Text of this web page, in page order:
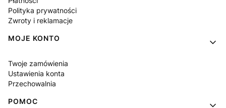
Polityka prywatności
Zwroty i reklamacje
MOJE KONTO
Twoje zamówienia
Ustawienia konta
Przechowalnia
POMOC